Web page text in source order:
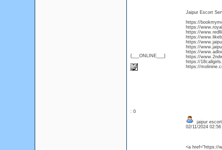
{___ONLINE___}
Jaipur Escort
https://
https://
https://
https://
https://
https://
https://
https://
https://
https://
: 0
jaipur
02/11/2024
<a href="https://